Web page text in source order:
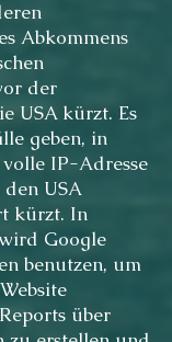
Abkommens
der
USA kürzt. Es
geben, in
IP-Adresse
USA
kürzt. In
Google
benutzen, um
über